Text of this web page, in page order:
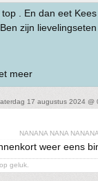
. En dan eet
zijn
meer
17 augustus 2024 @
NANANA NANA NANANA
weer eens
geluk.